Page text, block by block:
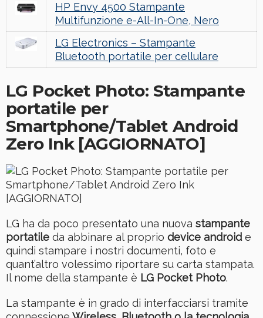
HP Envy 4500 Stampante
Multifunzione e-All-In-One, Nero
LG Electronics – Stampante
Bluetooth portatile per cellulare
LG Pocket Photo: Stampante
portatile per
Smartphone/Tablet Android
Zero Ink [AGGIORNATO]
LG ha da poco presentato una nuova stampante
portatile da abbinare al proprio device androide
quindi stampare i nostri documenti, foto e
quant’altro volessimo riportare su carta stampata.
Il nome della stampante è LG Pocket Photo.
La stampante è in grado di interfacciarsi tramite